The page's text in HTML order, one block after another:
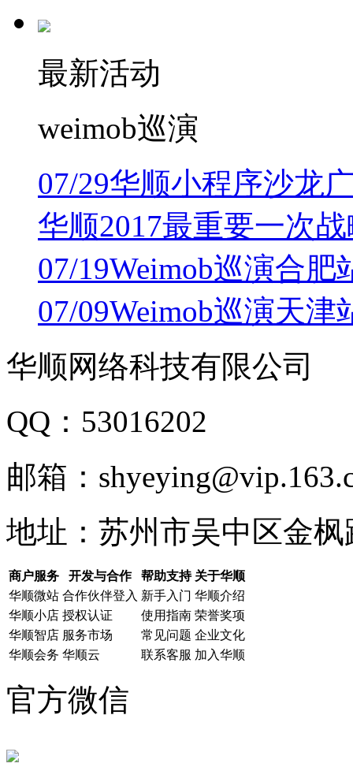
最新活动
weimob巡演
07/29华顺小程序沙龙
华顺2017最重要一次
07/19Weimob巡演合肥
07/09Weimob巡演天
华顺网络科技有限公司
QQ：53016202
邮箱：
地址：苏州市吴中区金
商户服务 开发与合作 帮助支持 关于华顺
华顺微站 合作伙伴登入 新手入门 华顺介绍
华顺小店 授权认证 使用指南 荣誉奖项
华顺智店 服务市场 常见问题 企业文化
华顺会务 华顺云 联系客服 加入华顺
官方微信